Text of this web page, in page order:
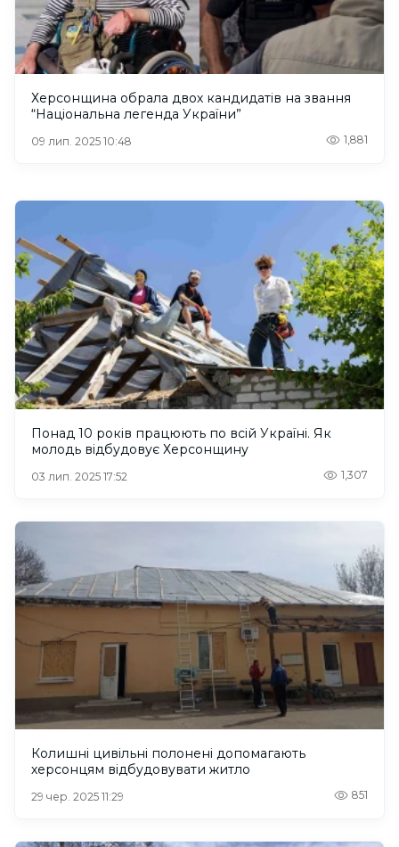
Херсонщина обрала двох кандидатів на звання
“Національна легенда України”
09 лип. 2025 10:48 1,881
Понад 10 років працюють по всій Україні. Як
молодь відбудовує Херсонщину
03 лип. 2025 17:52 1,307
Колишні цивільні полонені допомагають
херсонцям відбудовувати житло
29 чер. 2025 11:29 851